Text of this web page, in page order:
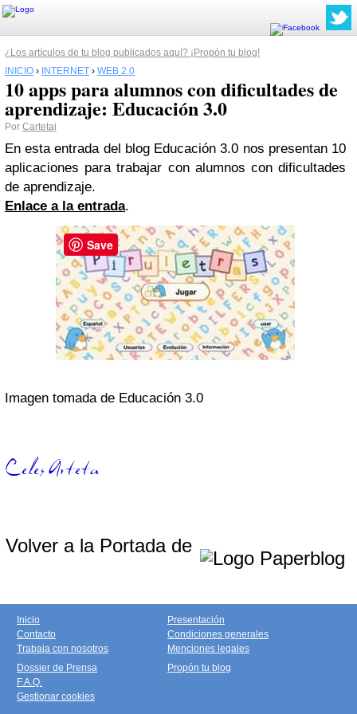
¿Los artículos de tu blog publicados aquí? ¡Propón tu blog!
INICIO › INTERNET › WEB 2.0
10 apps para alumnos con dificultades de
aprendizaje: Educación 3.0
Por Cartetai
En esta entrada del blog Educación 3.0 nos presentan 10
aplicaciones para trabajar con alumnos con dificultades
de aprendizaje.
Enlace a la entrada.
Imagen tomada de Educación 3.0
Volver a la Portada de
Inicio
Contacto
Trabaja con nosotros
Presentación
Condiciones generales
Menciones legales
Dossier de Prensa
F.A.Q.
Gestionar cookies
Propón tu blog
Save